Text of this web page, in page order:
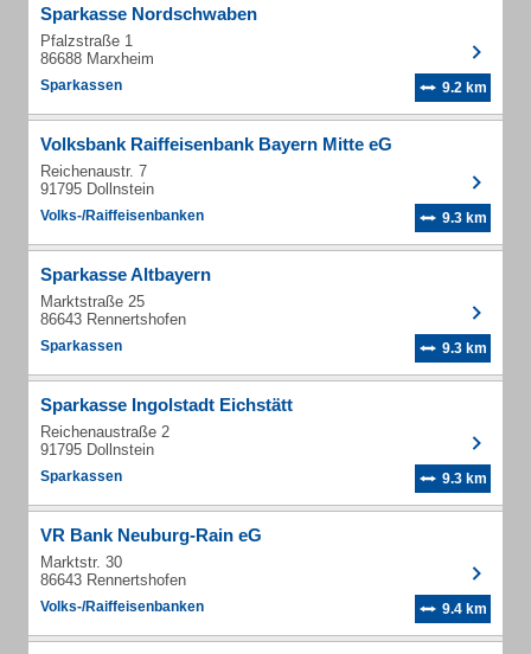
Sparkasse Nordschwaben
Pfalzstraße 1
86688 Marxheim
Sparkassen 9.2 km
Volksbank Raiffeisenbank Bayern Mitte eG
Reichenaustr. 7
91795 Dollnstein
Volks-/Raiffeisenbanken 9.3 km
Sparkasse Altbayern
Marktstraße 25
86643 Rennertshofen
Sparkassen 9.3 km
Sparkasse Ingolstadt Eichstätt
Reichenaustraße 2
91795 Dollnstein
Sparkassen 9.3 km
VR Bank Neuburg-Rain eG
Marktstr. 30
86643 Rennertshofen
Volks-/Raiffeisenbanken 9.4 km